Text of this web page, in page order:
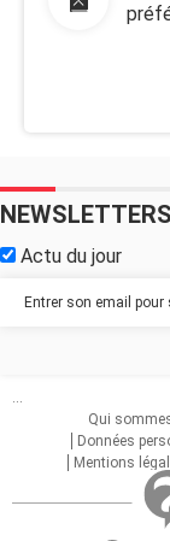
NEWSLETTERS
Actu du jour
...
Qui
Données
Mentions